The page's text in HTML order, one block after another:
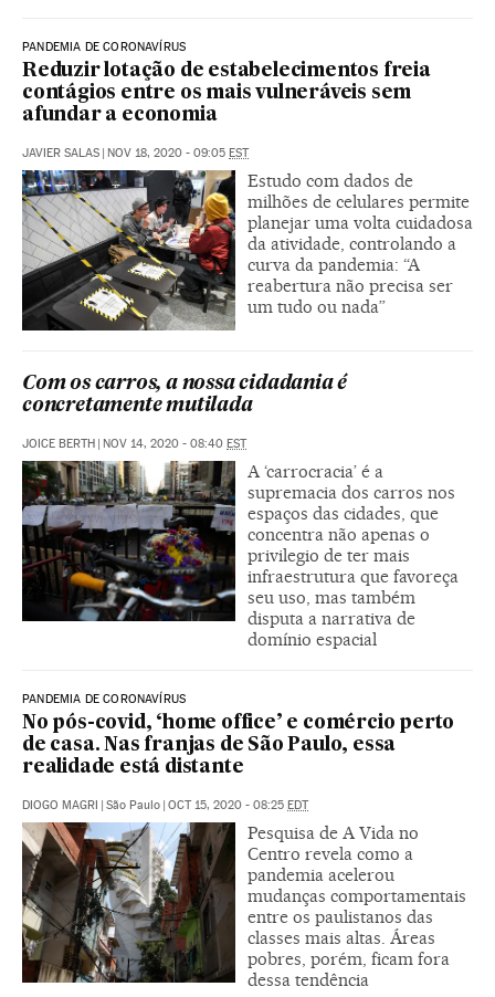
PANDEMIA DE CORONAVÍRUS
Reduzir lotação de estabelecimentos freia
contágios entre os mais vulneráveis sem
afundar a economia
JAVIER SALAS NOV 18, 2020 - 09:05 EST
Estudo com dados de
milhões de celulares permite
planejar uma volta cuidadosa
da atividade, controlando a
curva da pandemia: “A
reabertura não precisa ser
um tudo ou nada”
Com os carros, a nossa cidadania é
concretamente mutilada
JOICE BERTH NOV 14, 2020 - 08:40 EST
A ‘carrocracia’ é a
supremacia dos carros nos
espaços das cidades, que
concentra não apenas o
privilegio de ter mais
infraestrutura que favoreça
seu uso, mas também
disputa a narrativa de
domínio espacial
PANDEMIA DE CORONAVÍRUS
No pós-covid, ‘home office’ e comércio perto
de casa. Nas franjas de São Paulo, essa
realidade está distante
DIOGO MAGRI São Paulo OCT 15, 2020 - 08:25 EDT
Pesquisa de A Vida no
Centro revela como a
pandemia acelerou
mudanças comportamentais
entre os paulistanos das
classes mais altas. Áreas
pobres, porém, ficam fora
dessa tendência